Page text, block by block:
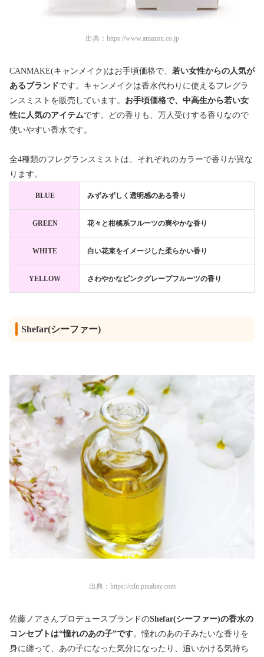
出典： https://www.amazon.co.jp
CANMAKE(キャンメイク)はお手頃価格で、 若い女性からの人気が
あるブランドです。キャンメイクは香水代わりに使えるフレグラ
ンスミストを販売しています。 お手頃価格で、中高生から若い女
性に人気のアイテムです。どの香りも、万人受けする香りなので
使いやすい香水です。
全4種類のフレグランスミストは、それぞれのカラーで香りが異な
ります。
BLUE みずみずしく透明感のある香り
GREEN 花々と柑橘系フルーツの爽やかな香り
WHITE 白い花束をイメージした柔らかい香り
YELLOW さわやかなピンクグレープフルーツの香り
Shefar(シーファー)
出典： https://cdn.pixabay.com
佐藤ノアさんプロデュースブランドのShefar(シーファー)の香水の
コンセプトは“憧れのあの子”です。憧れのあの子みたいな香りを
身に纏って、あの子になった気分になったり、追いかける気持ち